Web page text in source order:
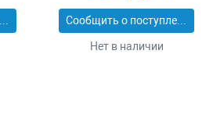
Сообщить о поступлении Сообщить о поступлении
Нет в наличии